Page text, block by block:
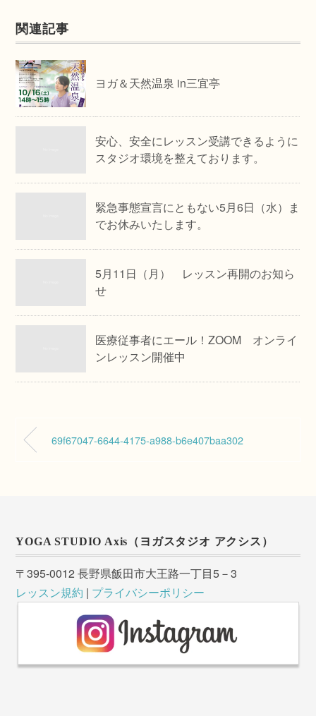
関連記事
ヨガ＆天然温泉 in三宜亭
安心、安全にレッスン受講できるように
スタジオ環境を整えております。
緊急事態宣言にともない5月6日（水）ま
でお休みいたします。
5月11日（月） レッスン再開のお知ら
せ
医療従事者にエール！ZOOM オンライ
ンレッスン開催中
69f67047-6644-4175-a988-b6e407baa302
YOGA STUDIO Axis（ヨガスタジオ アクシス）
〒395-0012 長野県飯田市大王路一丁目5－3
レッスン規約 | プライバシーポリシー